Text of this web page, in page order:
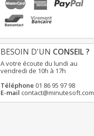
BESOIN D'UN CONSEIL ?
A votre écoute du lundi au
vendredi de 10h à 17h
Téléphone 01 86 95 97 98
E-mail contact@minutesoft.com